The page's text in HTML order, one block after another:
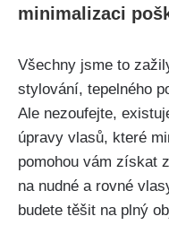
minimalizaci
Všechny jsme to
stylování, ‌tepelného
Ale nezoufejte,
⁤úpravy vlasů, které
pomohou vám získat
na nudné‍ a rovné
budete těšit⁤ na plný‌